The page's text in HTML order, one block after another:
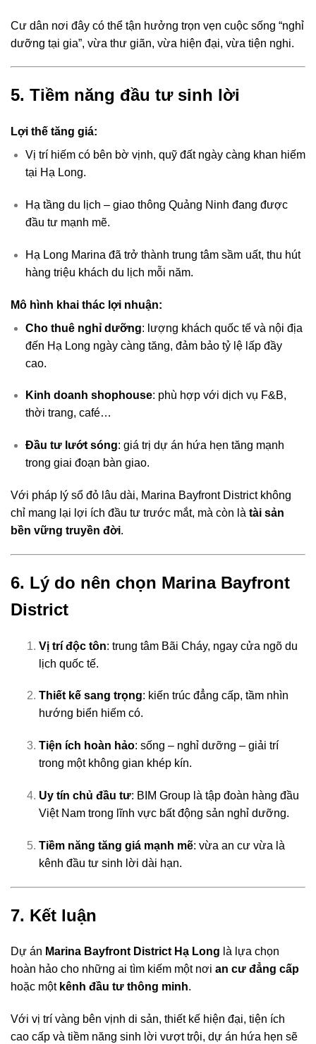
Cư dân nơi đây có thể tận hưởng trọn vẹn cuộc sống “nghỉ
dưỡng tại gia”, vừa thư giãn, vừa hiện đại, vừa tiện nghi.
5. Tiềm năng đầu tư sinh lời
Lợi thế tăng giá:
Vị trí hiếm có bên bờ vịnh, quỹ đất ngày càng khan hiếm
tại Hạ Long.
Hạ tầng du lịch – giao thông Quảng Ninh đang được
đầu tư mạnh mẽ.
Hạ Long Marina đã trở thành trung tâm sầm uất, thu hút
hàng triệu khách du lịch mỗi năm.
Mô hình khai thác lợi nhuận:
Cho thuê nghỉ dưỡng: lượng khách quốc tế và nội địa
đến Hạ Long ngày càng tăng, đảm bảo tỷ lệ lấp đầy
cao.
Kinh doanh shophouse: phù hợp với dịch vụ F&B,
thời trang, café…
Đầu tư lướt sóng: giá trị dự án hứa hẹn tăng mạnh
trong giai đoạn bàn giao.
Với pháp lý sổ đỏ lâu dài, Marina Bayfront District không
chỉ mang lại lợi ích đầu tư trước mắt, mà còn là tài sản
bền vững truyền đời.
6. Lý do nên chọn Marina Bayfront
District
Vị trí độc tôn: trung tâm Bãi Cháy, ngay cửa ngõ du
lịch quốc tế.
Thiết kế sang trọng: kiến trúc đẳng cấp, tầm nhìn
hướng biển hiếm có.
Tiện ích hoàn hảo: sống – nghỉ dưỡng – giải trí
trong một không gian khép kín.
Uy tín chủ đầu tư: BIM Group là tập đoàn hàng đầu
Việt Nam trong lĩnh vực bất động sản nghỉ dưỡng.
Tiềm năng tăng giá mạnh mẽ: vừa an cư vừa là
kênh đầu tư sinh lời dài hạn.
7. Kết luận
Dự án Marina Bayfront District Hạ Long là lựa chọn
hoàn hảo cho những ai tìm kiếm một nơi an cư đẳng cấp
hoặc một kênh đầu tư thông minh.
Với vị trí vàng bên vịnh di sản, thiết kế hiện đại, tiện ích
cao cấp và tiềm năng sinh lời vượt trội, dự án hứa hẹn sẽ